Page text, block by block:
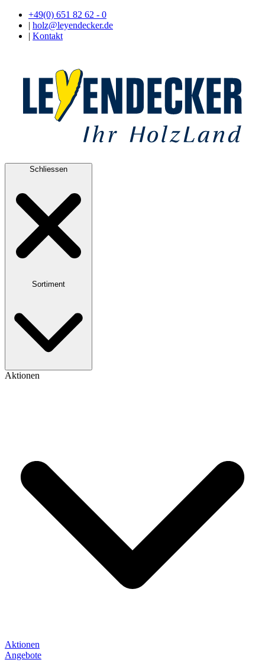
+49(0) 651 82 62 - 0
| holz@leyendecker.de
| Kontakt
Schliessen
Sortiment
Aktionen
Aktionen
Angebote